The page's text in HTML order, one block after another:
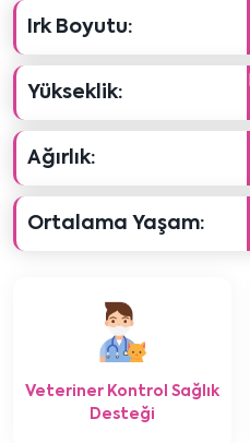
Irk Boyutu:
Yükseklik:
Ağırlık:
Ortalama Yaşam:
Veteriner Kontrol Sağlık
Desteği